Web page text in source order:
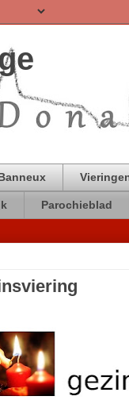
Parochieblad